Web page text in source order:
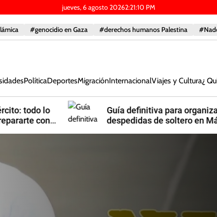
jueves, 6 agosto 20262:21:11 PM
#genocidio en Gaza #derechos humanos Palestina
PolíticaDeportesMigraciónInternacionalViajes y Cultura¿
Guía definitiva para organizar
despedidas de soltero en Málaga: